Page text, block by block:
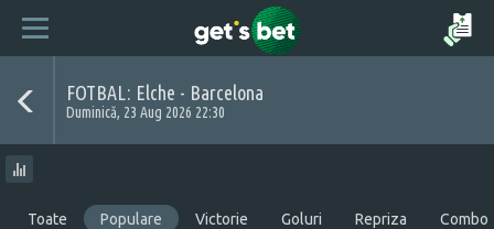
FOTBAL: Elche - Barcelona
Duminică, 23 Aug 2026 22:30
Toate Populare Victorie Goluri Repriza Combo